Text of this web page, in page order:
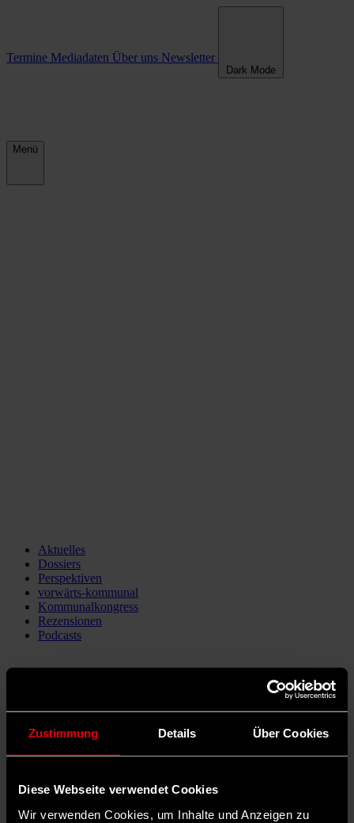
Zustimmung Details Über Cookies
Diese Webseite verwendet Cookies
Wir verwenden Cookies, um Inhalte und Anzeigen zu
Termine Mediadaten Über uns Newsletter
Dark Mode
Menü
Aktuelles
Dossiers
Perspektiven
vorwärts-kommunal
Kommunalkongress
Rezensionen
Podcasts